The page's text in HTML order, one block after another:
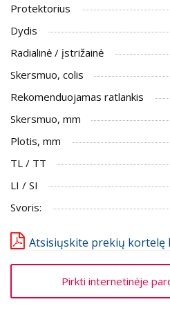
Protektorius
Dydis
Radialinė / įstrižainė
Skersmuo, colis
Rekomenduojamas ratlankis
Skersmuo, mm
Plotis, mm
TL / TT
LI / SI
Svoris:
Atsisiųskite prekių kortelę
Pirkti internetinėje